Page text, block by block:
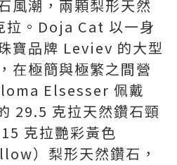
風潮，兩顆梨形天然
拉。Doja Cat 以一身
寶品牌 Leviev 的大型
在極簡與極繁之間營
Elsesser 佩戴
29.5 克拉天然鑽石頸
克拉艷彩黃色
）梨形天然鑽石，